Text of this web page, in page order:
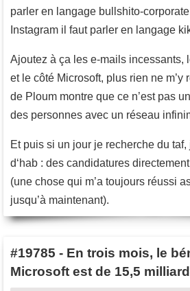
parler en langage bullshito-
Instagram il faut parler en langage
Ajoutez à ça les e-mails incessants,
et le côté Microsoft, plus rien ne m’y
de Ploum montre que ce n’est pas
des personnes avec un réseau
Et puis si un jour je recherche du
d‘hab : des candidatures
(une chose qui m’a toujours réussi
jusqu’à maintenant).
#19785 - En trois mois, le
Microsoft est de 15,5